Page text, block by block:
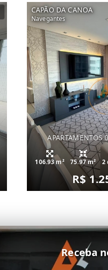
CAPÃO DA CANOA
Navegantes
APARTAMENTOS
106.93 m² 75.97 m² 2
R$
Receba